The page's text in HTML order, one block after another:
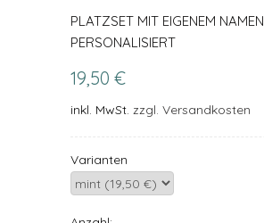
PLATZSET MIT EIGENEM NAMEN
PERSONALISIERT
19,50 €
inkl. MwSt. zzgl. Versandkosten
Varianten